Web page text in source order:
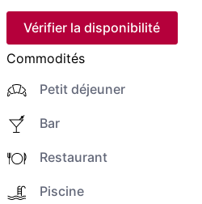
Vérifier la disponibilité
Commodités
Petit déjeuner
Bar
Restaurant
Piscine